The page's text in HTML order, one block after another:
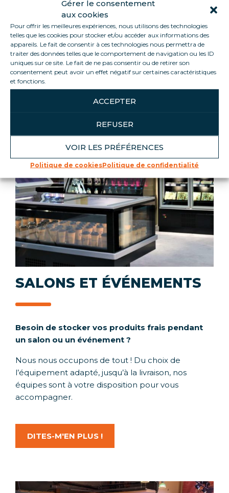
Gérer le consentement
aux cookies
Pour offrir les meilleures expériences, nous utilisons des technologies
telles que les cookies pour stocker et/ou accéder aux informations des
appareils. Le fait de consentir à ces technologies nous permettra de
traiter des données telles que le comportement de navigation ou les ID
uniques sur ce site. Le fait de ne pas consentir ou de retirer son
consentement peut avoir un effet négatif sur certaines caractéristiques
et fonctions.
ACCEPTER
REFUSER
VOIR LES PRÉFÉRENCES
Politique de cookiesPolitique de confidentialité
Donnez de l’impact et de la visibilité à votre marque
avec une PLV et une théâtralisation personnalisées !
DONNEZ-MOI DU WAHOU !
SALONS ET ÉVÉNEMENTS
Besoin de stocker vos produits frais pendant
un salon ou un événement ?
Nous nous occupons de tout ! Du choix de
l’équipement adapté, jusqu’à la livraison, nos
équipes sont à votre disposition pour vous
accompagner.
DITES-M'EN PLUS !